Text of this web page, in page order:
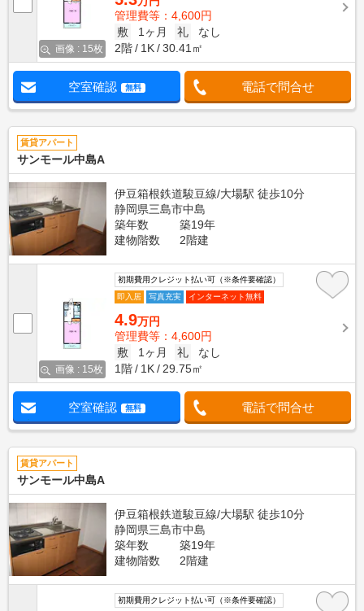
画像 : 15枚
管理費等：4,600円
敷
1ヶ月 礼
なし
2階
1K 30.41㎡
空室確認 無料 電話で問合せ
賃貸アパート
サンモール中島A
伊豆箱根鉄道駿豆線/大場駅 徒歩10分
静岡県三島市中島
築年数
築19年
建物階数
2階建
画像 : 15枚
初期費用クレジット払い可（※条件要確認）
即入居
写真充実 インターネット無料
4.9万円
管理費等：4,600円
敷
1ヶ月 礼
なし
1階
1K 29.75㎡
空室確認 無料 電話で問合せ
賃貸アパート
サンモール中島A
伊豆箱根鉄道駿豆線/大場駅 徒歩10分
静岡県三島市中島
築年数
築19年
建物階数
2階建
初期費用クレジット払い可（※条件要確認）